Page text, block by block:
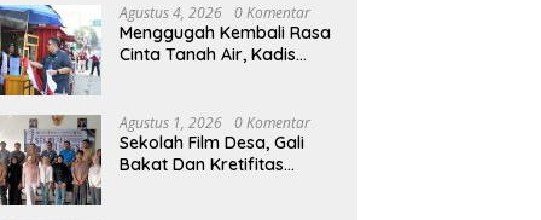
Agustus 4, 2026 0 Komentar
Menggugah Kembali Rasa
Cinta Tanah Air, Kadis
Cigombong Bagi Bagi
Bendera Merah Putih
Kepada Masyarakat Dan
Agustus 1, 2026 0 Komentar
Sekolah Film Desa, Gali
Bakat Dan Kretifitas